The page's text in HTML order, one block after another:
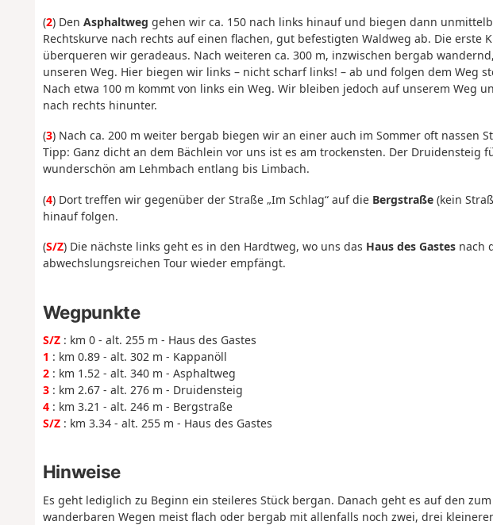
(2) Den Asphaltweg gehen wir ca. 150 nach links hinauf und biegen dann
Rechtskurve nach rechts auf einen flachen, gut befestigten Waldweg ab. Die erste
überqueren wir geradeaus. Nach weiteren ca. 300 m, inzwischen bergab
unseren Weg. Hier biegen wir links – nicht scharf links! – ab und folgen dem Weg
Nach etwa 100 m kommt von links ein Weg. Wir bleiben jedoch auf unserem Weg
nach rechts hinunter.
(3) Nach ca. 200 m weiter bergab biegen wir an einer auch im Sommer oft nassen
Tipp: Ganz dicht an dem Bächlein vor uns ist es am trockensten. Der Druidensteig
wunderschön am Lehmbach entlang bis Limbach.
(4) Dort treffen wir gegenüber der Straße „Im Schlag“ auf die Bergstraße(kein
hinauf folgen.
(S/Z) Die nächste links geht es in den Hardtweg, wo uns das Haus des Gastesnach
abwechslungsreichen Tour wieder empfängt.
Wegpunkte
S/Z: km 0 - alt. 255 m - Haus des Gastes
1 : km 0.89 - alt. 302 m - Kappanöll
2: km 1.52 - alt. 340 m - Asphaltweg
3: km 2.67 - alt. 276 m - Druidensteig
4: km 3.21 - alt. 246 m - Bergstraße
S/Z: km 3.34 - alt. 255 m - Haus des Gastes
Hinweise
Es geht lediglich zu Beginn ein steileres Stück bergan. Danach geht es auf den
wanderbaren Wegen meist flach oder bergab mit allenfalls noch zwei, drei